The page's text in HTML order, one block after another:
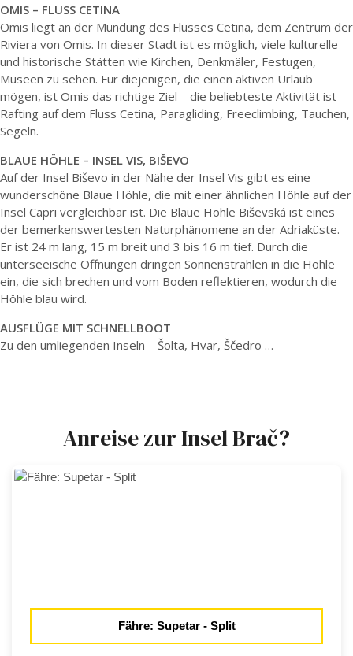
OMIS – FLUSS CETINA
Omis liegt an der Mündung des Flusses Cetina, dem Zentrum der
Riviera von Omis. In dieser Stadt ist es möglich, viele kulturelle
und historische Stätten wie Kirchen, Denkmäler, Festugen,
Museen zu sehen. Für diejenigen, die einen aktiven Urlaub
mögen, ist Omis das richtige Ziel – die beliebteste Aktivität ist
Rafting auf dem Fluss Cetina, Paragliding, Freeclimbing, Tauchen,
Segeln.
BLAUE HÖHLE – INSEL VIS, BIŠEVO
Auf der Insel Biševo in der Nähe der Insel Vis gibt es eine
wunderschöne Blaue Höhle, die mit einer ähnlichen Höhle auf der
Insel Capri vergleichbar ist. Die Blaue Höhle Biševská ist eines
der bemerkenswertesten Naturphänomene an der Adriaküste.
Er ist 24 m lang, 15 m breit und 3 bis 16 m tief. Durch die
unterseeische Offnungen dringen Sonnenstrahlen in die Höhle
ein, die sich brechen und vom Boden reflektieren, wodurch die
Höhle blau wird.
AUSFLÜGE MIT SCHNELLBOOT
Zu den umliegenden Inseln – Šolta, Hvar, Ščedro …
Anreise zur Insel Brač?
Fähre: Supetar - Split